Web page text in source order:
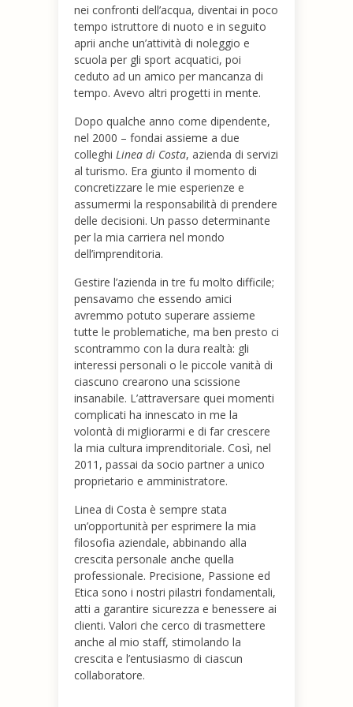
nei confronti dell’acqua, diventai in poco
tempo istruttore di nuoto e in seguito
aprii anche un’attività di noleggio e
scuola per gli sport acquatici, poi
ceduto ad un amico per mancanza di
tempo. Avevo altri progetti in mente.
Dopo qualche anno come dipendente,
nel 2000 – fondai assieme a due
colleghi Linea di Costa, azienda di servizi
al turismo. Era giunto il momento di
concretizzare le mie esperienze e
assumermi la responsabilità di prendere
delle decisioni. Un passo determinante
per la mia carriera nel mondo
dell’imprenditoria.
Gestire l’azienda in tre fu molto difficile;
pensavamo che essendo amici
avremmo potuto superare assieme
tutte le problematiche, ma ben presto ci
scontrammo con la dura realtà: gli
interessi personali o le piccole vanità di
ciascuno crearono una scissione
insanabile. L’attraversare quei momenti
complicati ha innescato in me la
volontà di migliorarmi e di far crescere
la mia cultura imprenditoriale. Così, nel
2011, passai da socio partner a unico
proprietario e amministratore.
Linea di Costa è sempre stata
un’opportunità per esprimere la mia
filosofia aziendale, abbinando alla
crescita personale anche quella
professionale. Precisione, Passione ed
Etica sono i nostri pilastri fondamentali,
atti a garantire sicurezza e benessere ai
clienti. Valori che cerco di trasmettere
anche al mio staff, stimolando la
crescita e l’entusiasmo di ciascun
collaboratore.